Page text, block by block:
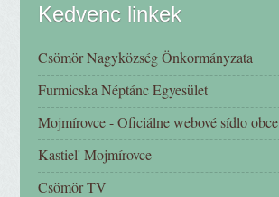
Kedvenc linkek
Csömör Nagyközség Önkormányzata
Furmicska Néptánc Egyesület
Mojmírovce - Oficiálne webové sídlo obce
Kastiel' Mojmírovce
Csömör TV